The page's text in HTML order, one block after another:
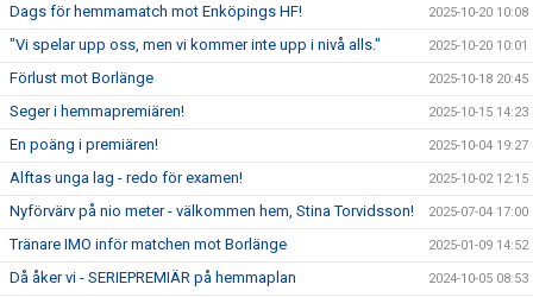
Dags för hemmamatch mot Enköpings HF! 2025-10-20 10:08
"Vi spelar upp oss, men vi kommer inte upp i nivå alls." 2025-10-20 10:01
Förlust mot Borlänge 2025-10-18 20:45
Seger i hemmapremiären! 2025-10-15 14:23
En poäng i premiären! 2025-10-04 19:27
Alftas unga lag - redo för examen! 2025-10-02 12:15
Nyförvärv på nio meter - välkommen hem, Stina Torvidsson! 2025-07-04 17:00
Tränare IMO inför matchen mot Borlänge 2025-01-09 14:52
Då åker vi - SERIEPREMIÄR på hemmaplan 2024-10-05 08:53